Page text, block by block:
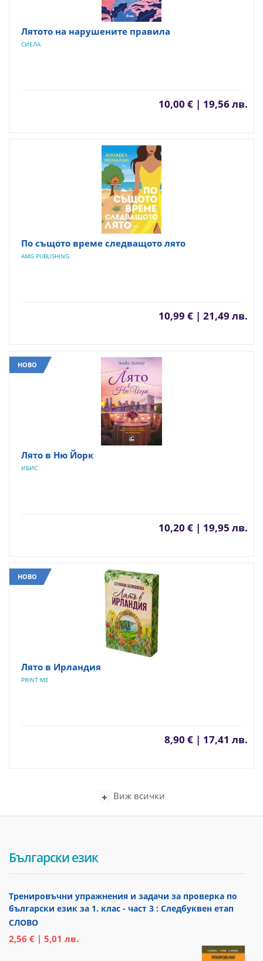
Лятото на нарушените правила
СИЕЛА
10,00 € | 19,56 лв.
По същото време следващото лято
AMG PUBLISHING
10,99 € | 21,49 лв.
НОВО
Лято в Ню Йорк
ИБИС
10,20 € | 19,95 лв.
НОВО
Лято в Ирландия
PRINT ME
8,90 € | 17,41 лв.
Виж всички
Български език
Тренировъчни упражнения и задачи за проверка по
български език за 1. клас - част 3 : Следбуквен етап
СЛОВО
2,56 € | 5,01 лв.